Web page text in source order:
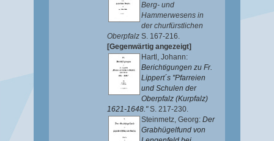
Berg- und
Hammerwesens in
der churfürstlichen
Oberpfalz S. 167-216.
[Gegenwärtig angezeigt]
Hartl, Johann:
Berichtigungen zu Fr.
Lippert´s "Pfarreien
und Schulen der
Oberpfalz (Kurpfalz)
1621-1648."S. 217-230.
Steinmetz, Georg: Der
Grabhügelfund von